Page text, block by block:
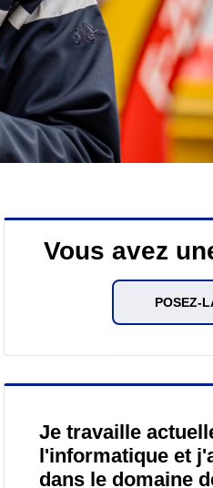
Vous avez
POSEZ-
Je travaille
l'informatique et
dans le domaine